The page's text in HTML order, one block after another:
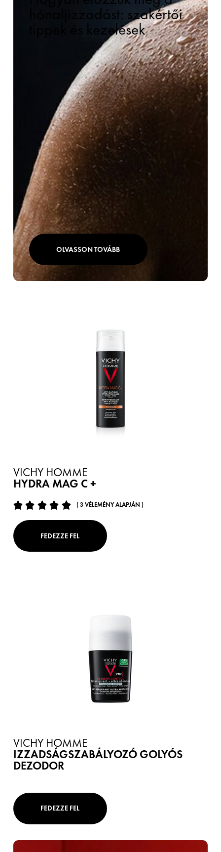
hónaljizzadást: szakértői
tippek és kezelések
OLVASSON TOVÁBB
VICHY HOMME
HYDRA MAG C +
( 3 VÉLEMÉNY ALAPJÁN )
FEDEZZE FEL
VICHY HOMME
IZZADSÁGSZABÁLYOZÓ GOLYÓS
DEZODOR
FEDEZZE FEL